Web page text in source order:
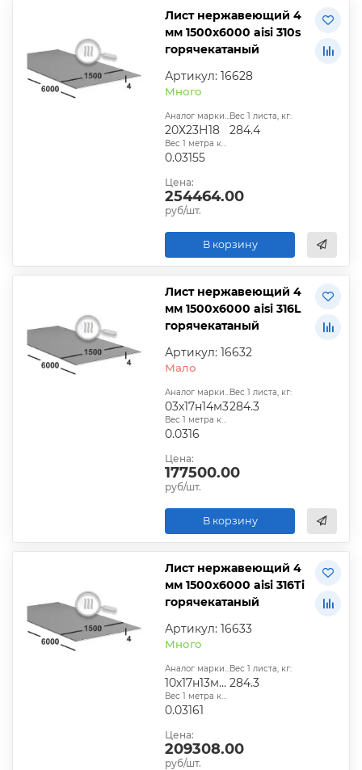
Лист нержавеющий 4
мм 1500х6000 aisi 310s
горячекатаный
Артикул: 16628
Много
Аналог марки стали:
20Х23Н18
Вес 1 листа, кг:
284.4
Вес 1 метра квадратного, т:
0.03155
Цена:
254464.00
руб/шт.
В корзину
Лист нержавеющий 4
мм 1500х6000 aisi 316L
горячекатаный
Артикул: 16632
Мало
Аналог марки стали:
03х17н14м3
Вес 1 листа, кг:
284.3
Вес 1 метра квадратного, т:
0.0316
Цена:
177500.00
руб/шт.
В корзину
Лист нержавеющий 4
мм 1500х6000 aisi 316Ti
горячекатаный
Артикул: 16633
Много
Аналог марки стали:
10х17н13м2т
Вес 1 листа, кг:
284.3
Вес 1 метра квадратного, т:
0.03161
Цена:
209308.00
руб/шт.